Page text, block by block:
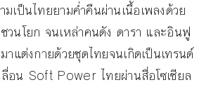
เป็นไทยยามค่ำคืนผ่านเนื้อเพลงด้วย
วนโยก จนเหล่าคนดัง ดารา และอินฟู
าแต่งกายด้วยชุดไทยจนเกิดเป็นเทรนด์
อน Soft Power ไทยผ่านสื่อโซเชียล